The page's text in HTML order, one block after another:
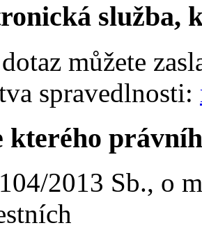
služba,
můžete
spravedlnosti:
kterého
2013 Sb., o